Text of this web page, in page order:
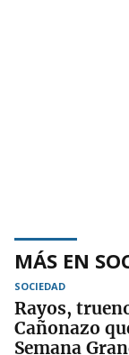
MÁS EN
SOCIEDAD
Rayos,
Cañonazo
Semana